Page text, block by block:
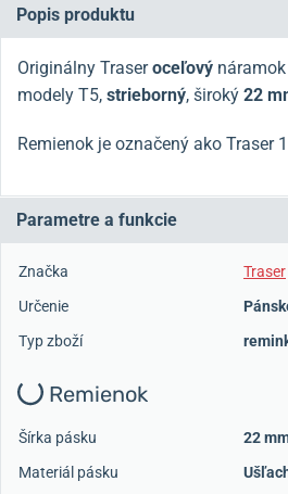
Popis produktu
Originálny Traseroceľový
modely T5, strieborný, široký 22
Remienok je označený ako Traser
Parametre a funkcie
Značka
Traser
Určenie
Typ zboží
Remienok
Šírka pásku
22
Materiál pásku